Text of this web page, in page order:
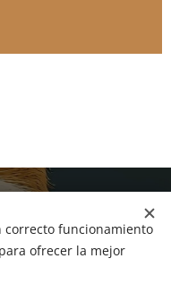
correcto funcionamiento
ofrecer la mejor